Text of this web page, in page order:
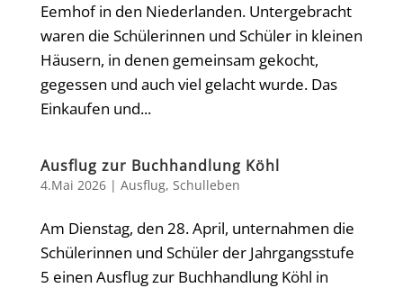
Eemhof in den Niederlanden. Untergebracht
waren die Schülerinnen und Schüler in kleinen
Häusern, in denen gemeinsam gekocht,
gegessen und auch viel gelacht wurde. Das
Einkaufen und...
Ausflug zur Buchhandlung Köhl
4.Mai 2026| Ausflug, Schulleben
Am Dienstag, den 28. April, unternahmen die
Schülerinnen und Schüler der Jahrgangsstufe
5 einen Ausflug zur Buchhandlung Köhl in